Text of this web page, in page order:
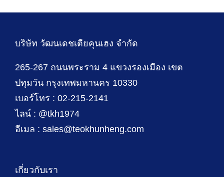
บริษัท วัฒนเดชเตียคุนเฮง จำกัด
265-267 ถนนพระราม 4 แขวงรองเมือง เขต
ปทุมวัน กรุงเทพมหานคร 10330
เบอร์โทร : 02-215-2141
ไลน์ : @tkh1974
อีเมล : sales@teokhunheng.com
เกี่ยวกับเรา